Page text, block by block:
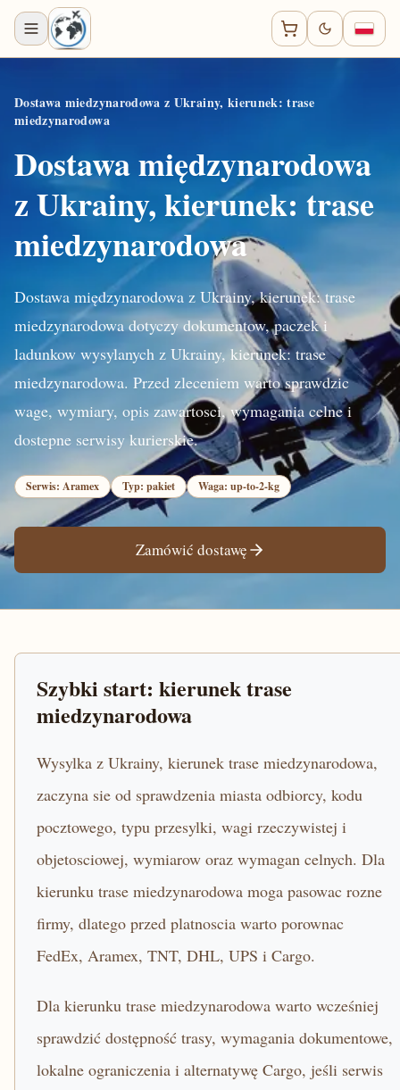
Dostawa miedzynarodowa z Ukrainy, kierunek: trase
miedzynarodowa
Dostawa międzynarodowa
z Ukrainy, kierunek: trase
miedzynarodowa
Dostawa międzynarodowa z Ukrainy, kierunek: trase
miedzynarodowa dotyczy dokumentow, paczek i
ladunkow wysylanych z Ukrainy, kierunek: trase
miedzynarodowa. Przed zleceniem warto sprawdzic
wage, wymiary, opis zawartosci, wymagania celne i
dostepne serwisy kurierskie.
Serwis: Aramex Typ: pakiet Waga: up-to-2-kg
Zamówić dostawę
Szybki start: kierunek trase
miedzynarodowa
Wysylka z Ukrainy, kierunek trase miedzynarodowa,
zaczyna sie od sprawdzenia miasta odbiorcy, kodu
pocztowego, typu przesylki, wagi rzeczywistej i
objetosciowej, wymiarow oraz wymagan celnych. Dla
kierunku trase miedzynarodowa moga pasowac rozne
firmy, dlatego przed platnoscia warto porownac
FedEx, Aramex, TNT, DHL, UPS i Cargo.
Dla kierunku trase miedzynarodowa warto wcześniej
sprawdzić dostępność trasy, wymagania dokumentowe,
lokalne ograniczenia i alternatywę Cargo, jeśli serwis